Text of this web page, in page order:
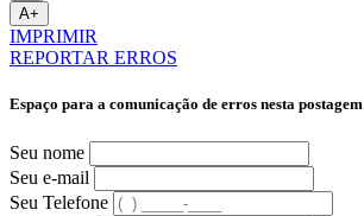
A+
IMPRIMIR
REPORTAR ERROS
Espaço para a comunicação de erros nesta postagem
Seu nome
Seu e-mail
Seu Telefone